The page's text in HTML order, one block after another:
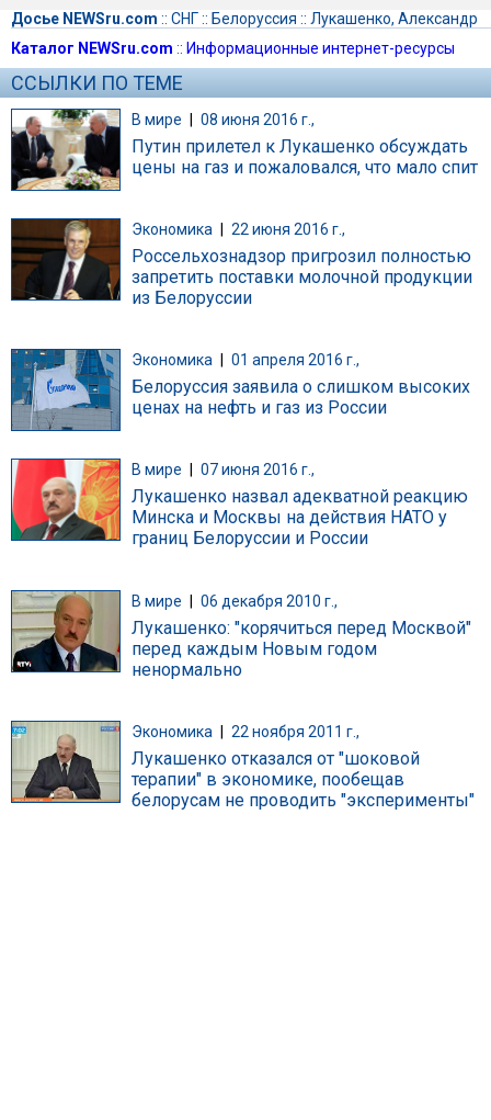
Досье NEWSru.com :: СНГ:: Белоруссия :: Лукашенко, Александр
Каталог NEWSru.com :: Информационные интернет-ресурсы
ССЫЛКИ ПО ТЕМЕ
В мире | 08 июня 2016 г.,
Путин прилетел к Лукашенко обсуждать
цены на газ и пожаловался, что мало спит
Экономика 22 июня 2016 г.,
Россельхознадзор пригрозил полностью
запретить поставки молочной продукции
из Белоруссии
Экономика 01 апреля 2016 г.,
Белоруссия заявила о слишком высоких
ценах на нефть и газ из России
В мире 07 июня 2016 г.,
Лукашенко назвал адекватной реакцию
Минска и Москвы на действия НАТО у
границ Белоруссии и России
В мире | 06 декабря 2010 г.,
Лукашенко: "корячиться перед Москвой"
перед каждым Новым годом
ненормально
Экономика 22 ноября 2011 г.,
Лукашенко отказался от "шоковой
терапии" в экономике, пообещав
белорусам не проводить "эксперименты"